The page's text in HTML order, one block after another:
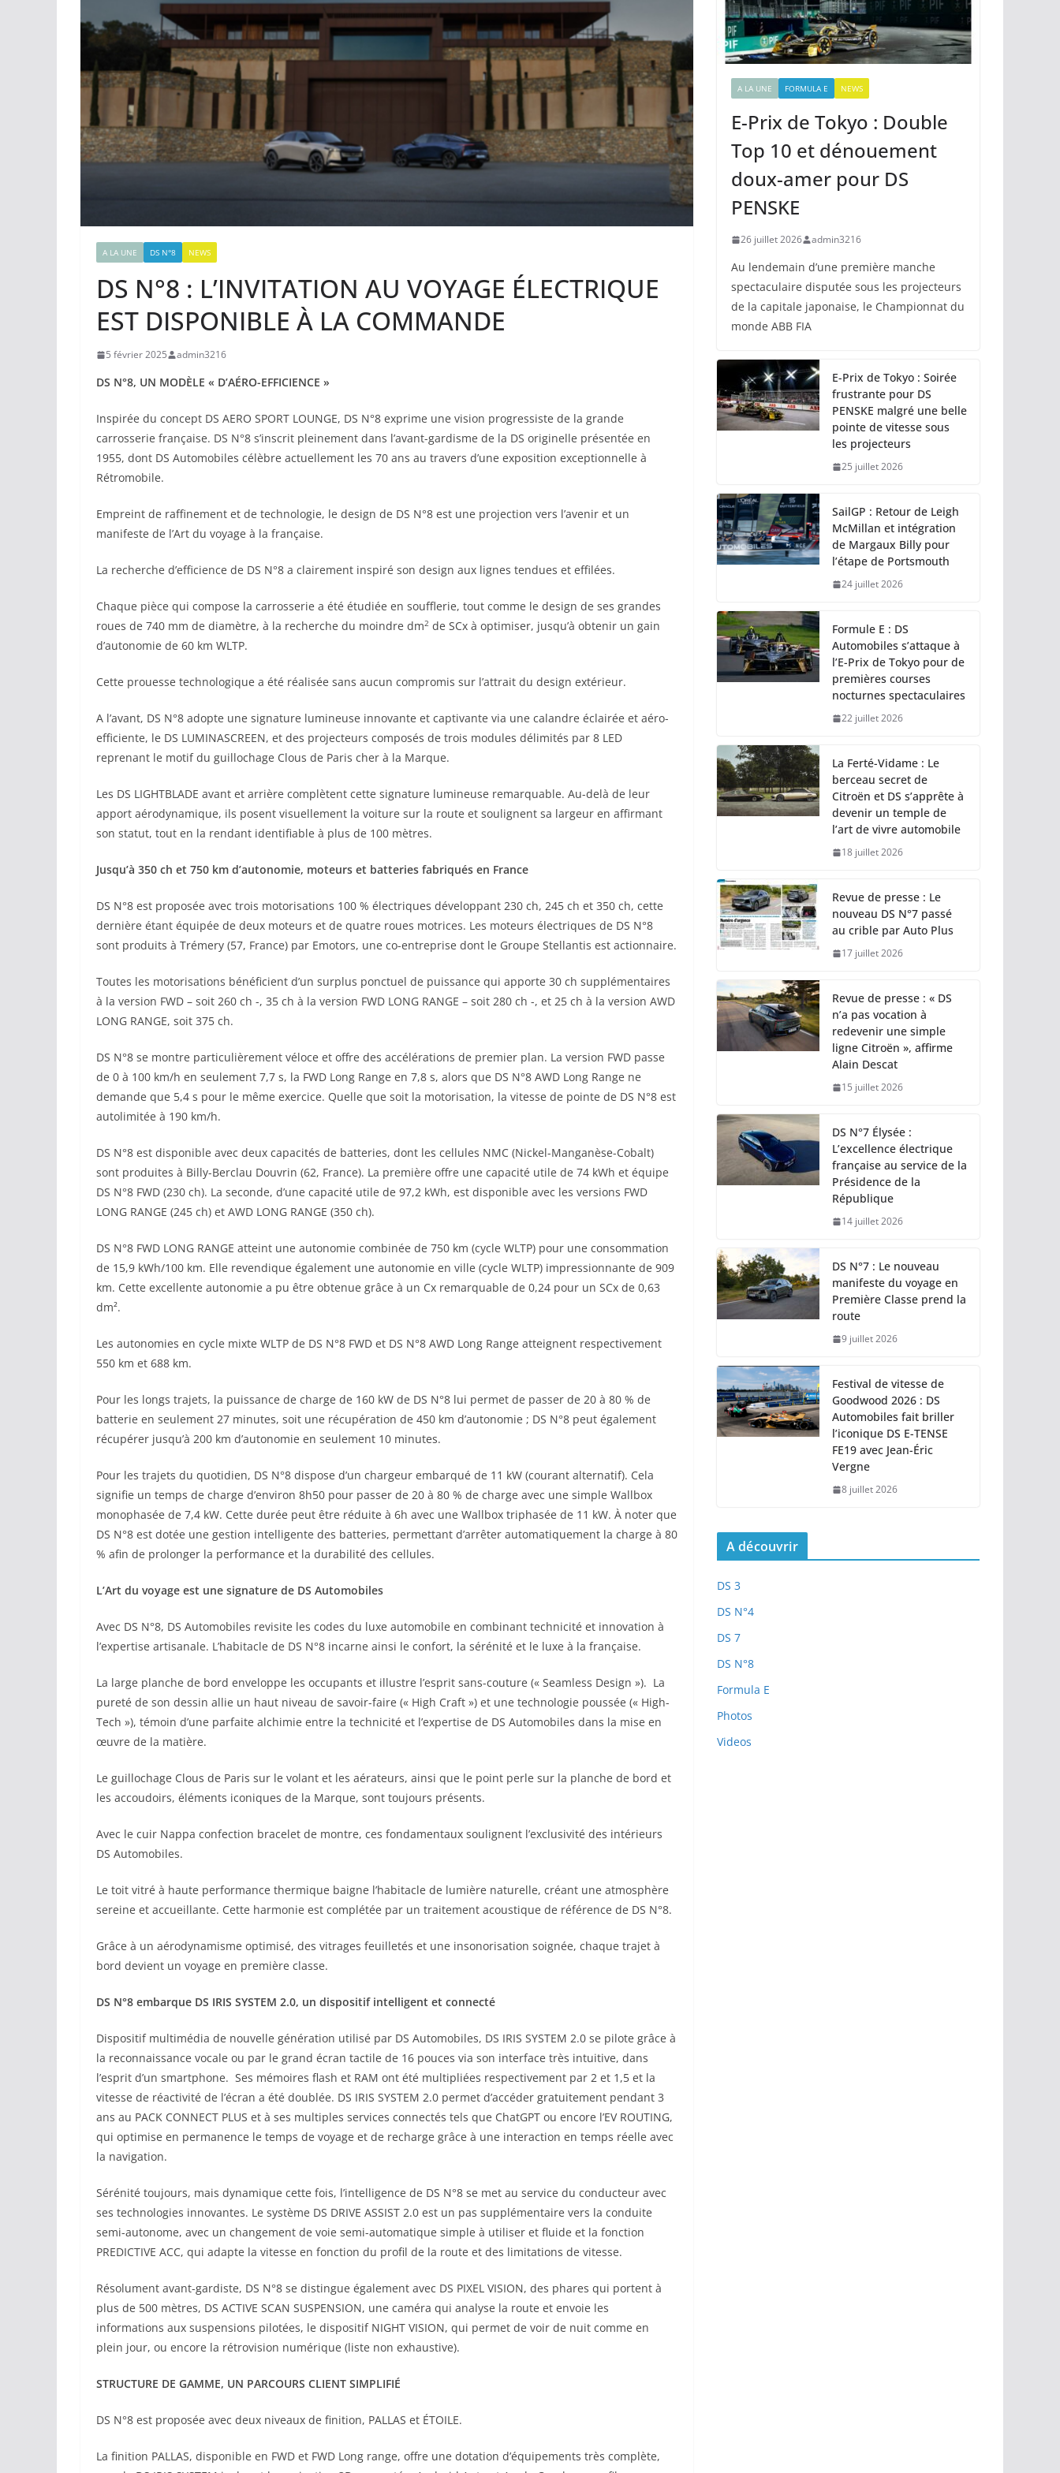
A LA UNE DS N°8 NEWS
DS N°8 : L’INVITATION AU VOYAGE ÉLECTRIQUE
EST DISPONIBLE À LA COMMANDE
5 février 2025 admin3216
DS N°8, UN MODÈLE « D’AÉRO-EFFICIENCE »
Inspirée du concept DS AERO SPORT LOUNGE, DS N°8 exprime une vision progressiste de la grande
carrosserie française. DS N°8 s’inscrit pleinement dans l’avant-gardisme de la DS originelle présentée en
1955, dont DS Automobiles célèbre actuellement les 70 ans au travers d’une exposition exceptionnelle à
Rétromobile.
Empreint de raffinement et de technologie, le design de DS N°8 est une projection vers l’avenir et un
manifeste de l’Art du voyage à la française.
La recherche d’efficience de DS N°8 a clairement inspiré son design aux lignes tendues et effilées.
Chaque pièce qui compose la carrosserie a été étudiée en soufflerie, tout comme le design de ses grandes
roues de 740 mm de diamètre, à la recherche du moindre dm2 de SCx à optimiser, jusqu’à obtenir un gain
d’autonomie de 60 km WLTP.
Cette prouesse technologique a été réalisée sans aucun compromis sur l’attrait du design extérieur.
A l’avant, DS N°8 adopte une signature lumineuse innovante et captivante via une calandre éclairée et aéro-
efficiente, le DS LUMINASCREEN, et des projecteurs composés de trois modules délimités par 8 LED
reprenant le motif du guillochage Clous de Paris cher à la Marque.
Les DS LIGHTBLADE avant et arrière complètent cette signature lumineuse remarquable. Au-delà de leur
apport aérodynamique, ils posent visuellement la voiture sur la route et soulignent sa largeur en affirmant
son statut, tout en la rendant identifiable à plus de 100 mètres.
Jusqu’à 350 ch et 750 km d’autonomie, moteurs et batteries fabriqués en France
DS N°8 est proposée avec trois motorisations 100 % électriques développant 230 ch, 245 ch et 350 ch, cette
dernière étant équipée de deux moteurs et de quatre roues motrices. Les moteurs électriques de DS N°8
sont produits à Trémery (57, France) par Emotors, une co-entreprise dont le Groupe Stellantis est actionnaire.
Toutes les motorisations bénéficient d’un surplus ponctuel de puissance qui apporte 30 ch supplémentaires
à la version FWD – soit 260 ch -, 35 ch à la version FWD LONG RANGE – soit 280 ch -, et 25 ch à la version AWD
LONG RANGE, soit 375 ch.
DS N°8 se montre particulièrement véloce et offre des accélérations de premier plan. La version FWD passe
de 0 à 100 km/h en seulement 7,7 s, la FWD Long Range en 7,8 s, alors que DS N°8 AWD Long Range ne
demande que 5,4 s pour le même exercice. Quelle que soit la motorisation, la vitesse de pointe de DS N°8 est
autolimitée à 190 km/h.
DS N°8 est disponible avec deux capacités de batteries, dont les cellules NMC (Nickel-Manganèse-Cobalt)
sont produites à Billy-Berclau Douvrin (62, France). La première offre une capacité utile de 74 kWh et équipe
DS N°8 FWD (230 ch). La seconde, d’une capacité utile de 97,2 kWh, est disponible avec les versions FWD
LONG RANGE (245 ch) et AWD LONG RANGE (350 ch).
DS N°8 FWD LONG RANGE atteint une autonomie combinée de 750 km (cycle WLTP) pour une consommation
de 15,9 kWh/100 km. Elle revendique également une autonomie en ville (cycle WLTP) impressionnante de 909
km. Cette excellente autonomie a pu être obtenue grâce à un Cx remarquable de 0,24 pour un SCx de 0,63
dm².
Les autonomies en cycle mixte WLTP de DS N°8 FWD et DS N°8 AWD Long Range atteignent respectivement
550 km et 688 km.
Pour les longs trajets, la puissance de charge de 160 kW de DS N°8 lui permet de passer de 20 à 80 % de
batterie en seulement 27 minutes, soit une récupération de 450 km d’autonomie ; DS N°8 peut également
récupérer jusqu’à 200 km d’autonomie en seulement 10 minutes.
Pour les trajets du quotidien, DS N°8 dispose d’un chargeur embarqué de 11 kW (courant alternatif). Cela
signifie un temps de charge d’environ 8h50 pour passer de 20 à 80 % de charge avec une simple Wallbox
monophasée de 7,4 kW. Cette durée peut être réduite à 6h avec une Wallbox triphasée de 11 kW. À noter que
DS N°8 est dotée une gestion intelligente des batteries, permettant d’arrêter automatiquement la charge à 80
% afin de prolonger la performance et la durabilité des cellules.
L’Art du voyage est une signature de DS Automobiles
Avec DS N°8, DS Automobiles revisite les codes du luxe automobile en combinant technicité et innovation à
l’expertise artisanale. L’habitacle de DS N°8 incarne ainsi le confort, la sérénité et le luxe à la française.
La large planche de bord enveloppe les occupants et illustre l’esprit sans-couture (« Seamless Design »). La
pureté de son dessin allie un haut niveau de savoir-faire (« High Craft ») et une technologie poussée (« High-
Tech »), témoin d’une parfaite alchimie entre la technicité et l’expertise de DS Automobiles dans la mise en
œuvre de la matière.
Le guillochage Clous de Paris sur le volant et les aérateurs, ainsi que le point perle sur la planche de bord et
les accoudoirs, éléments iconiques de la Marque, sont toujours présents.
Avec le cuir Nappa confection bracelet de montre, ces fondamentaux soulignent l’exclusivité des intérieurs
DS Automobiles.
Le toit vitré à haute performance thermique baigne l’habitacle de lumière naturelle, créant une atmosphère
sereine et accueillante. Cette harmonie est complétée par un traitement acoustique de référence de DS N°8.
Grâce à un aérodynamisme optimisé, des vitrages feuilletés et une insonorisation soignée, chaque trajet à
bord devient un voyage en première classe.
DS N°8 embarque DS IRIS SYSTEM 2.0, un dispositif intelligent et connecté
Dispositif multimédia de nouvelle génération utilisé par DS Automobiles, DS IRIS SYSTEM 2.0 se pilote grâce à
la reconnaissance vocale ou par le grand écran tactile de 16 pouces via son interface très intuitive, dans
l’esprit d’un smartphone. Ses mémoires flash et RAM ont été multipliées respectivement par 2 et 1,5 et la
vitesse de réactivité de l’écran a été doublée. DS IRIS SYSTEM 2.0 permet d’accéder gratuitement pendant 3
ans au PACK CONNECT PLUS et à ses multiples services connectés tels que ChatGPT ou encore l’EV ROUTING,
qui optimise en permanence le temps de voyage et de recharge grâce à une interaction en temps réelle avec
la navigation.
Sérénité toujours, mais dynamique cette fois, l’intelligence de DS N°8 se met au service du conducteur avec
ses technologies innovantes. Le système DS DRIVE ASSIST 2.0 est un pas supplémentaire vers la conduite
semi-autonome, avec un changement de voie semi-automatique simple à utiliser et fluide et la fonction
PREDICTIVE ACC, qui adapte la vitesse en fonction du profil de la route et des limitations de vitesse.
Résolument avant-gardiste, DS N°8 se distingue également avec DS PIXEL VISION, des phares qui portent à
plus de 500 mètres, DS ACTIVE SCAN SUSPENSION, une caméra qui analyse la route et envoie les
informations aux suspensions pilotées, le dispositif NIGHT VISION, qui permet de voir de nuit comme en
plein jour, ou encore la rétrovision numérique (liste non exhaustive).
STRUCTURE DE GAMME, UN PARCOURS CLIENT SIMPLIFIÉ
DS N°8 est proposée avec deux niveaux de finition, PALLAS et ÉTOILE.
La finition PALLAS, disponible en FWD et FWD Long range, offre une dotation d’équipements très complète,
A LA UNE FORMULA E NEWS
E-Prix de Tokyo : Double
Top 10 et dénouement
doux-amer pour DS
PENSKE
26 juillet 2026 admin3216
Au lendemain d’une première manche
spectaculaire disputée sous les projecteurs
de la capitale japonaise, le Championnat du
monde ABB FIA
E-Prix de Tokyo : Soirée
frustrante pour DS
PENSKE malgré une belle
pointe de vitesse sous
les projecteurs
25 juillet 2026
SailGP : Retour de Leigh
McMillan et intégration
de Margaux Billy pour
l’étape de Portsmouth
24 juillet 2026
Formule E : DS
Automobiles s’attaque à
l’E-Prix de Tokyo pour de
premières courses
nocturnes spectaculaires
22 juillet 2026
La Ferté-Vidame : Le
berceau secret de
Citroën et DS s’apprête à
devenir un temple de
l’art de vivre automobile
18 juillet 2026
Revue de presse : Le
nouveau DS N°7 passé
au crible par Auto Plus
17 juillet 2026
Revue de presse : « DS
n’a pas vocation à
redevenir une simple
ligne Citroën », affirme
Alain Descat
15 juillet 2026
DS N°7 Élysée :
L’excellence électrique
française au service de la
Présidence de la
République
14 juillet 2026
DS N°7 : Le nouveau
manifeste du voyage en
Première Classe prend la
route
9 juillet 2026
Festival de vitesse de
Goodwood 2026 : DS
Automobiles fait briller
l’iconique DS E-TENSE
FE19 avec Jean-Éric
Vergne
8 juillet 2026
A découvrir
DS 3
DS N°4
DS 7
DS N°8
Formula E
Photos
Videos